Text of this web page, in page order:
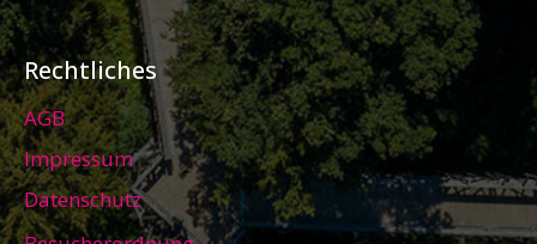
Rechtliches
AGB
Impressum
Datenschutz